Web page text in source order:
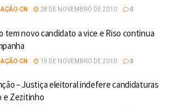
CN 28 DE NOVEMBRO DE 2010 0
tem novo candidato a vice e Riso continua
CN 19 DE NOVEMBRO DE 2010 0
– Justiça eleitoral indefere candidaturas
e Zezitinho